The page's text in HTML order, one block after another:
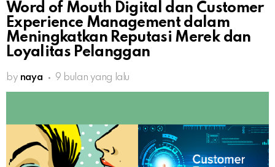
Word of Mouth Digital dan Customer
Experience Management dalam
Meningkatkan Reputasi Merek dan
Loyalitas Pelanggan
by naya 9 bulan yang lalu